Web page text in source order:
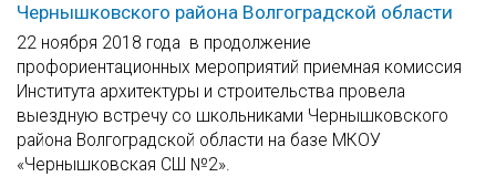
Чернышковского района Волгоградской области
22 ноября 2018 года в продолжение
профориентационных мероприятий приемная комиссия
Института архитектуры и строительства провела
выездную встречу со школьниками Чернышковского
района Волгоградской области на базе МКОУ
«Чернышковская СШ №2».